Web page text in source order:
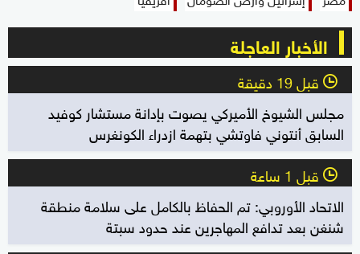
الأخبار العاجلة
l قبل 19 دقيقة
مجلس الشيوخ الأميركي يصوت بإدانة مستشار كوفيد
السابق أنتوني فاوتشي بتهمة ازدراء الكونغرس
l قبل 1 ساعة
الاتحاد الأوروبي: تم الحفاظ بالكامل على سلامة منطقة
شنغن بعد تدافع المهاجرين عند حدود سبتة